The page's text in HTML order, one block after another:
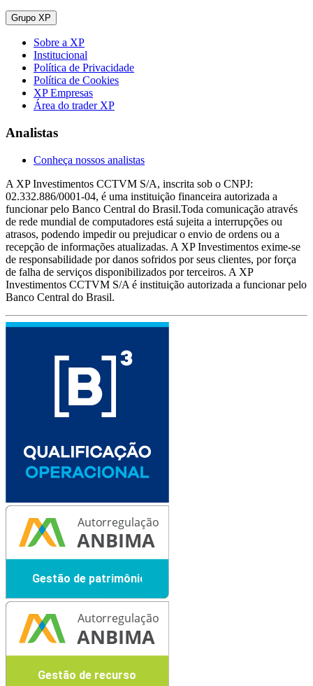
Grupo XP
Sobre a XP
Institucional
Política de Privacidade
Política de Cookies
XP Empresas
Área do trader XP
Analistas
Conheça nossos analistas
A XP Investimentos CCTVM S/A, inscrita sob o CNPJ:
02.332.886/0001-04, é uma instituição financeira autorizada a
funcionar pelo Banco Central do Brasil.Toda comunicação através
de rede mundial de computadores está sujeita a interrupções ou
atrasos, podendo impedir ou prejudicar o envio de ordens ou a
recepção de informações atualizadas. A XP Investimentos exime-se
de responsabilidade por danos sofridos por seus clientes, por força
de falha de serviços disponibilizados por terceiros. A XP
Investimentos CCTVM S/A é instituição autorizada a funcionar pelo
Banco Central do Brasil.